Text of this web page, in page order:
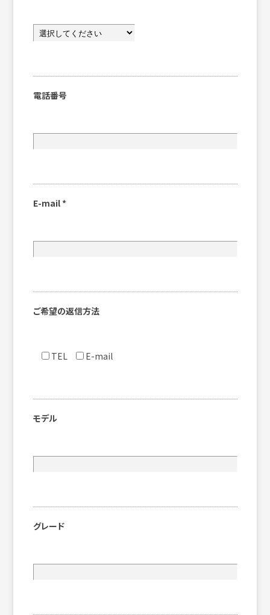
電話番号
E-mail *
ご希望の返信方法
TEL E-mail
モデル
グレード